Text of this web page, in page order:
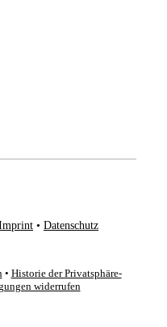
• Datenschutz
• Historie der Privatsphäre-
widerrufen